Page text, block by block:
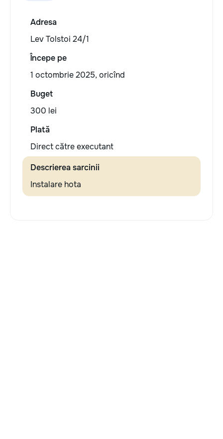
Adresa
Lev Tolstoi 24/1
Începe pe
1 octombrie 2025, oricînd
Buget
300 lei
Plată
Direct către executant
Descrierea sarcinii
Instalare hota